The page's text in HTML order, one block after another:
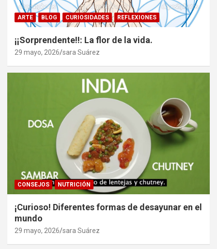
ARTE BLOG CURIOSIDADES REFLEXIONES
¡¡Sorprendente!!: La flor de la vida.
29 mayo, 2026 sara Suárez
CONSEJOS NUTRICIÓN
¡Curioso! Diferentes formas de desayunar en el
mundo
29 mayo, 2026 sara Suárez